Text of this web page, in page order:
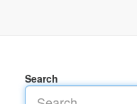
Search